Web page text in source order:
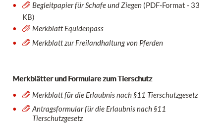
Begleitpapier für Schafe und Ziegen(PDF-Format - 33
KB)
Merkblatt Equidenpass
Merkblatt zur Freilandhaltung von Pferden
Merkblätter und Formulare zum Tierschutz
Merkblatt für die Erlaubnis nach §11 Tierschutzgesetz
Antragsformular für die Erlaubnis nach §11
Tierschutzgesetz